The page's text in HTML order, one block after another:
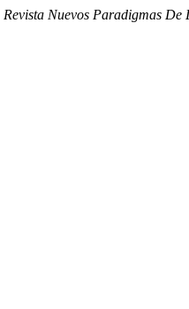
Revista Nuevos Paradigmas